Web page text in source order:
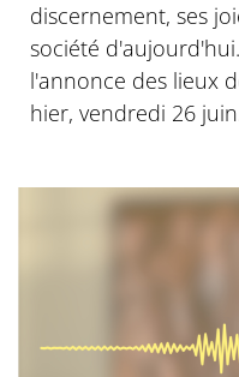
discernement, ses
société
l'annonce des lieux
hier, vendredi 26